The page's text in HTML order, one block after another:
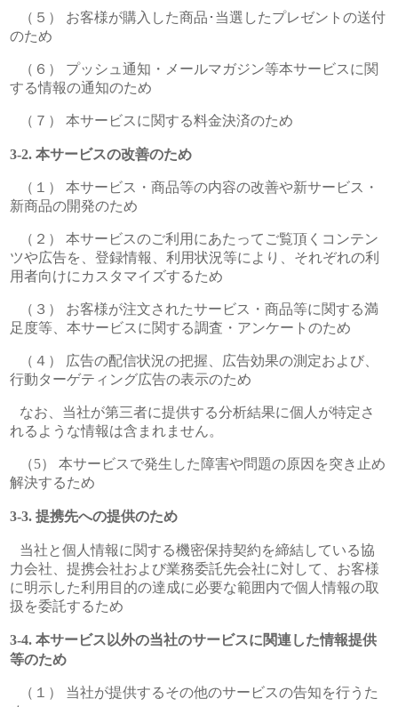
（５） お客様が購入した商品･当選したプレゼントの送付
のため
（６） プッシュ通知・メールマガジン等本サービスに関
する情報の通知のため
（７） 本サービスに関する料金決済のため
本サービスの改善のため
（１） 本サービス・商品等の内容の改善や新サービス・
新商品の開発のため
（２） 本サービスのご利用にあたってご覧頂くコンテン
ツや広告を、登録情報、利用状況等により、それぞれの利
用者向けにカスタマイズするため
（３） お客様が注文されたサービス・商品等に関する満
足度等、本サービスに関する調査・アンケートのため
（４） 広告の配信状況の把握、広告効果の測定および、
行動ターゲティング広告の表示のため
なお、当社が第三者に提供する分析結果に個人が特定さ
れるような情報は含まれません。
（5） 本サービスで発生した障害や問題の原因を突き止め
解決するため
提携先への提供のため
当社と個人情報に関する機密保持契約を締結している協
力会社、提携会社および業務委託先会社に対して、お客様
に明示した利用目的の達成に必要な範囲内で個人情報の取
扱を委託するため
本サービス以外の当社のサービスに関連した情報提供
等のため
（１） 当社が提供するその他のサービスの告知を行うた